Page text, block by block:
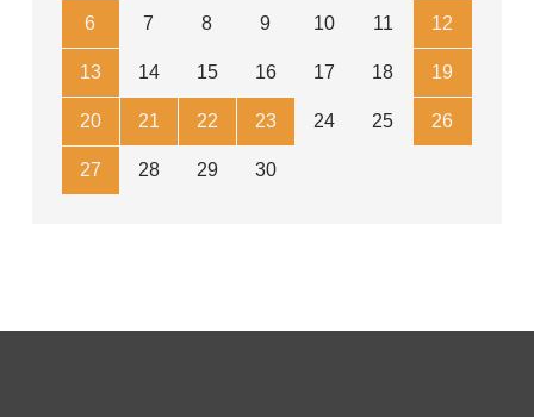
6 7 8 9 10 11 12
13 14 15 16 17 18 19
20 21 22 23 24 25 26
27 28 29 30